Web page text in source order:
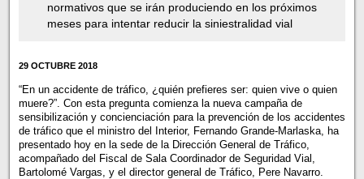
normativos que se irán produciendo en los próximos
meses para intentar reducir la siniestralidad vial
29 OCTUBRE 2018
“En un accidente de tráfico, ¿quién prefieres ser: quien vive o quien
muere?”. Con esta pregunta comienza la nueva campaña de
sensibilización y concienciación para la prevención de los accidentes
de tráfico que el ministro del Interior, Fernando Grande-Marlaska, ha
presentado hoy en la sede de la Dirección General de Tráfico,
acompañado del Fiscal de Sala Coordinador de Seguridad Vial,
Bartolomé Vargas, y el director general de Tráfico, Pere Navarro.